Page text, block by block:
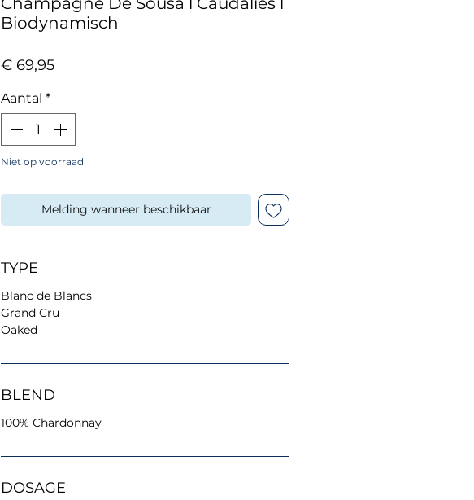
Biodynamisch
€ 69,95Prijs
Aantal *
Niet op voorraad
Melding wanneer beschikbaar
TYPE
Blanc de Blancs
Grand Cru
Oaked
BLEND
100% Chardonnay
DOSAGE